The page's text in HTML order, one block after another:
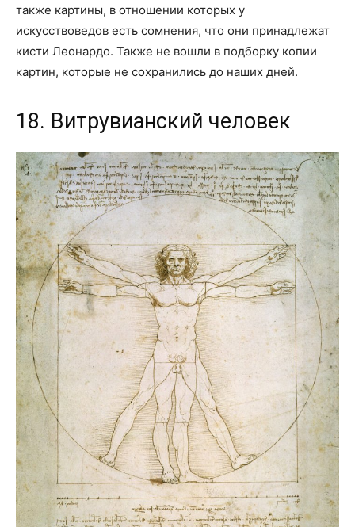
также картины, в отношении которых у
искусствоведов есть сомнения, что они принадлежат
кисти Леонардо. Также не вошли в подборку копии
картин, которые не сохранились до наших дней.
18. Витрувианский человек